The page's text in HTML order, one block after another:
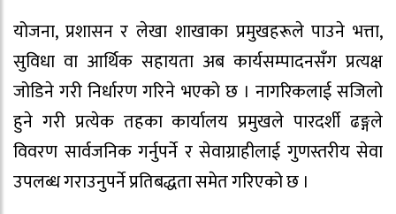
योजना, प्रशासन र लेखा शाखाका प्रमुखहरूले पाउने भत्ता,
सुविधा वा आर्थिक सहायता अब कार्यसम्पादनसँग प्रत्यक्ष
जोडिने गरी निर्धारण गरिने भएको छ । नागरिकलाई सजिलो
हुने गरी प्रत्येक तहका कार्यालय प्रमुखले पारदर्शी ढङ्गले
विवरण सार्वजनिक गर्नुपर्ने र सेवाग्राहीलाई गुणस्तरीय सेवा
उपलब्ध गराउनुपर्ने प्रतिबद्धता समेत गरिएको छ ।